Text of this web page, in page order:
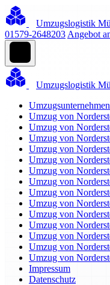
Umzugslogistik
01579-2648203 Angebot
Umzugslogistik
Umzug von
Umzug von
Umzug von
Umzug von
Umzug von
Umzug von
Umzug von
Umzug von
Umzug von
Umzug von
Umzug von
Umzug von
Umzug von
Umzug von
Impressum
Datenschutz